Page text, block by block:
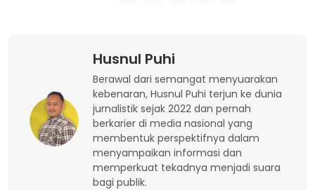
Husnul Puhi
Berawal dari semangat menyuarakan
kebenaran, Husnul Puhi terjun ke dunia
jurnalistik sejak 2022 dan pernah
berkarier di media nasional yang
membentuk perspektifnya dalam
menyampaikan informasi dan
memperkuat tekadnya menjadi suara
bagi publik.